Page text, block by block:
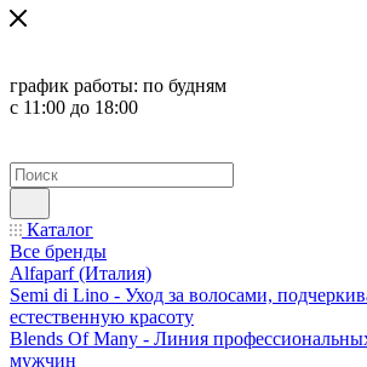
график работы: по будням
с 11:00 до 18:00
Каталог
Все бренды
Alfaparf (Италия)
Semi di Lino - Уход за волосами,
естественную красоту
Blends Of Many - Линия
мужчин